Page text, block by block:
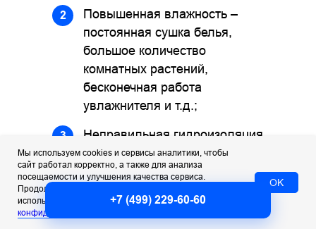
2
Повышенная влажность –
постоянная сушка белья,
большое количество
комнатных растений,
бесконечная работа
увлажнителя и т.д.;
3
Неправильная гидроизоляция
гипсокартона – листы
гипсакатрона, которые
утепления и отделки стен, в
случае ошибок монтажа,
+7 (499) 229-60-60
Мы используем cookies и сервисы аналитики, чтобы
сайт работал корректно, а также для анализа
посещаемости и улучшения качества сервиса.
Продолжая пользоваться сайтом, вы соглашаетесь с
использованием cookies. Подробнее — вПолитике
конфиденциальности
OK